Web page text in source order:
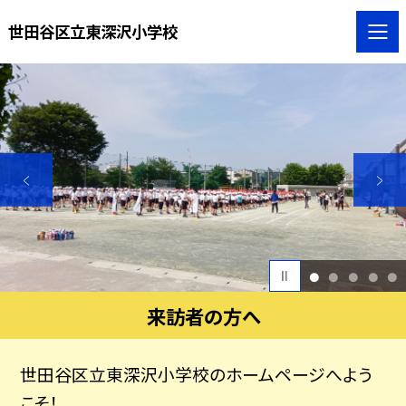
世田谷区立東深沢小学校
1 2 3 4 5
来訪者の方へ
世田谷区立東深沢小学校のホームページへよう